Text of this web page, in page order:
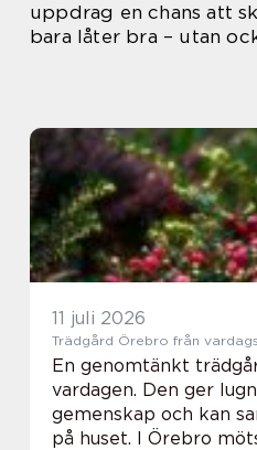
uppdrag en chans att
bara låter bra – utan
11 juli 2026
Trädgård Örebro
En genomtänkt
vardagen. Den ger
gemenskap och kan
på huset. I Örebro